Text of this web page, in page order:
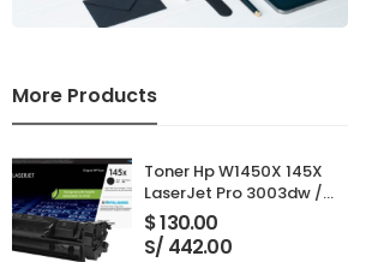
More Products
Toner Hp W1450X 145X
LaserJet Pro 3003dw /
3001dw / 3001dwe /
3101fdw / 3103fdw Black
$130.00
S/ 442.00